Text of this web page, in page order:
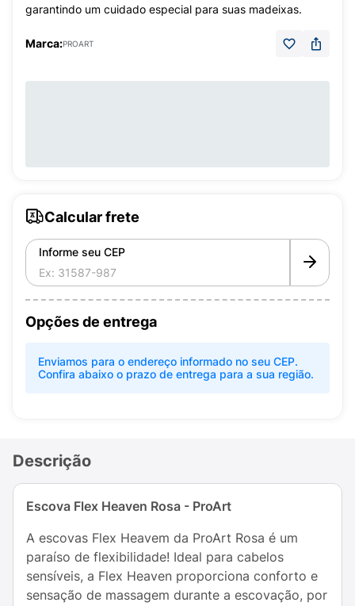
garantindo um cuidado especial para suas madeixas.
Marca:PROART
Calcular frete
Informe seu CEP
Opções de entrega
Enviamos para o endereço informado no seu CEP.
Confira abaixo o prazo de entrega para a sua região.
Descrição
Escova Flex Heaven Rosa - ProArt
A escovas Flex Heavem da ProArt Rosa é um
paraíso de flexibilidade! Ideal para cabelos
sensíveis, a Flex Heaven proporciona conforto e
sensação de massagem durante a escovação, por